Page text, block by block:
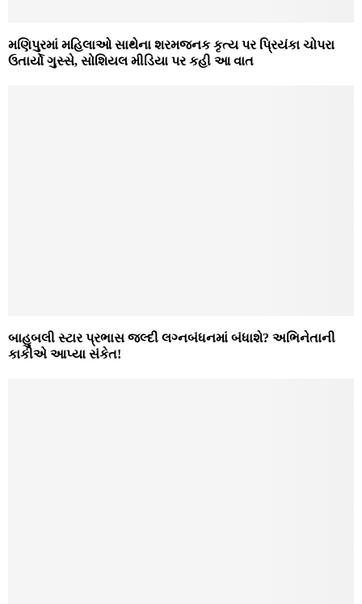
મણિપુરમાં મહિલાઓ સાથેના શરમજનક કૃત્ય પર પ્રિયંકા ચોપરા
ઉતાર્યો ગુસ્સે, સોશિયલ મીડિયા પર કહી આ વાત
બાહુબલી સ્ટાર પ્રભાસ જલ્દી લગ્નબંધનમાં બંધાશે? અભિનેતાની
કાકીએ આપ્યા સંકેત!